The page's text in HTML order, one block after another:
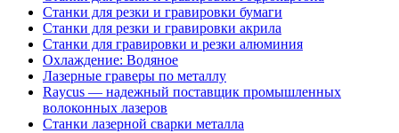
Станки для резки и гравировки бумаги
Станки для резки и гравировки акрила
Станки для гравировки и резки алюминия
Охлаждение: Водяное
Лазерные граверы по металлу
Raycus — надежный поставщик промышленных
волоконных лазеров
Cтанки лазерной сварки металла